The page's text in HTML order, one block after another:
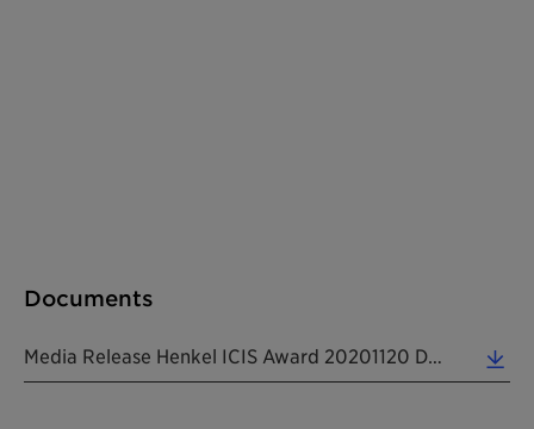
Documents
Media Release Henkel ICIS Award 20201120 DE (0.07 MB)